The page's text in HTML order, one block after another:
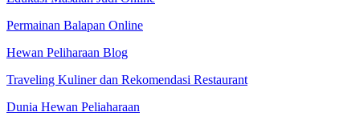
Permainan Balapan Online
Hewan Peliharaan Blog
Traveling Kuliner dan Rekomendasi Restaurant
Dunia Hewan Peliaharaan